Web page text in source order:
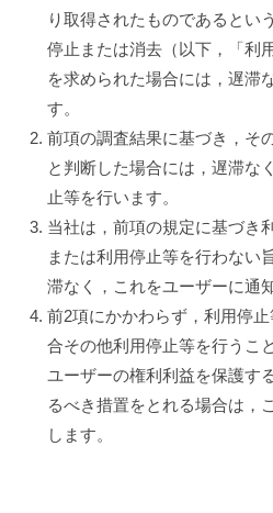
り取得されたものであるとい
停止または消去（以下，「利
を求められた場合には，遅滞
す。
前項の調査結果に基づき，そ
と判断した場合には，遅滞な
止等を行います。
当社は，前項の規定に基づき
または利用停止等を行わない
滞なく，これをユーザーに通
前2項にかかわらず，利用停
合その他利用停止等を行うこ
ユーザーの権利利益を保護す
るべき措置をとれる場合は，
します。